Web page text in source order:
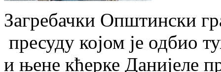
Загребачки Општински
пресуду којом је одбио
и њене кћерке Данијеле